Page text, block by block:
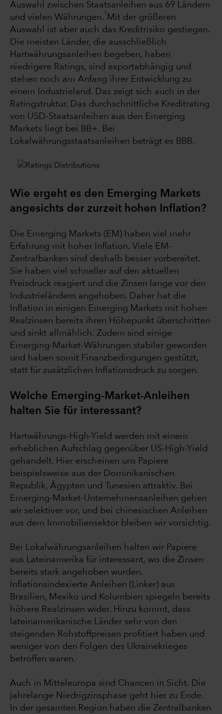
Auswahl zwischen Staatsanleihen aus 69 Ländern
und vielen Währungen.
1
Mit der größeren
Auswahl ist aber auch das Kreditrisiko gestiegen.
Die meisten Länder, die ausschließlich
Hartwährungsanleihen begeben, haben
niedrigere Ratings, sind exportabhängig und
stehen noch am Anfang ihrer Entwicklung zu
einem Industrieland. Das zeigt sich auch in der
Ratingstruktur. Das durchschnittliche Kreditrating
von USD-Staatsanleihen aus den Emerging
Markets liegt bei BB+. Bei
Lokalwährungsstaatsanleihen beträgt es BBB.
Wie ergeht es den Emerging Markets
angesichts der zurzeit hohen Inflation?
Die Emerging Markets (EM) haben viel mehr
Erfahrung mit hoher Inflation. Viele EM-
Zentralbanken sind deshalb besser vorbereitet.
Sie haben viel schneller auf den aktuellen
Preisdruck reagiert und die Zinsen lange vor den
Industrieländern angehoben. Daher hat die
Inflation in einigen Emerging Markets mit hohen
Realzinsen bereits ihren Höhepunkt überschritten
und sinkt allmählich. Zudem sind einige
Emerging-Market-Währungen stabiler geworden
und haben somit Finanzbedingungen gestützt,
statt für zusätzlichen Inflationsdruck zu sorgen.
Welche Emerging-Market-Anleihen
halten Sie für interessant?
Hartwährungs-High-Yield werden mit einem
erheblichen Aufschlag gegenüber US-High-Yield
gehandelt. Hier erscheinen uns Papiere
beispielsweise aus der Dominikanischen
Republik, Ägypten und Tunesien attraktiv. Bei
Emerging-Market-Unternehmensanleihen gehen
wir selektiver vor, und bei chinesischen Anleihen
aus dem Immobiliensektor bleiben wir vorsichtig.
Bei Lokalwährungsanleihen halten wir Papiere
aus Lateinamerika für interessant, wo die Zinsen
bereits stark angehoben wurden.
Inflationsindexierte Anleihen (Linker) aus
Brasilien, Mexiko und Kolumbien spiegeln bereits
höhere Realzinsen wider. Hinzu kommt, dass
lateinamerikanische Länder sehr von den
steigenden Rohstoffpreisen profitiert haben und
weniger von den Folgen des Ukrainekrieges
betroffen waren.
Auch in Mitteleuropa sind Chancen in Sicht. Die
jahrelange Niedrigzinsphase geht hier zu Ende.
In der gesamten Region haben die Zentralbanken